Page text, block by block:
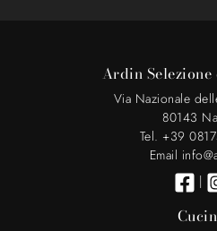
Ardin
Via Nazionale
80143
Tel. +39
Email
|